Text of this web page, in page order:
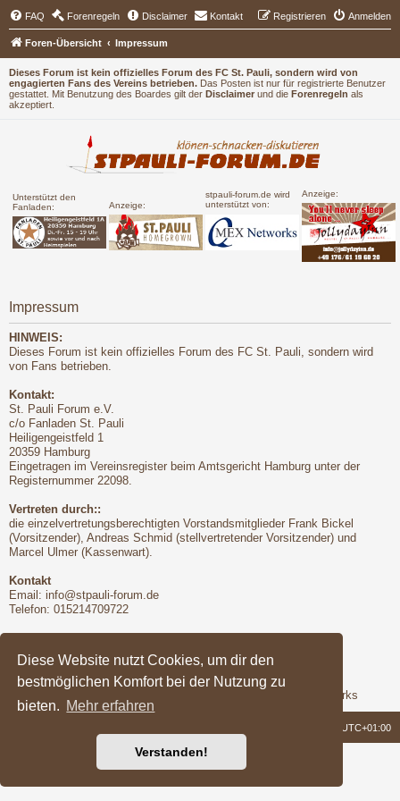
Diese Website nutzt Cookies, um dir den
bestmöglichen Komfort bei der Nutzung zu
bieten. Mehr erfahren
Verstanden!
Dieses Forum ist kein offizielles Forum des FC St. Pauli, sondern wird von
engagierten Fans des Vereins betrieben. Das Posten ist nur für registrierte Benutzer
gestattet. Mit Benutzung des Boardes gilt der Disclaimer und die Forenregeln als
akzeptiert.
Unterstützt den
Fanladen:
Anzeige:
stpauli-forum.de wird
unterstützt von:
Anzeige:
FAQ Forenregeln Disclaimer Kontakt Anmelden
Registrieren
Foren-Übersicht Impressum
Impressum
HINWEIS:
Dieses Forum ist kein offizielles Forum des FC St. Pauli, sondern wird
von Fans betrieben.
Kontakt:
St. Pauli Forum e.V.
c/o Fanladen St. Pauli
Heiligengeistfeld 1
20359 Hamburg
Eingetragen im Vereinsregister beim Amtsgericht Hamburg unter der
Registernummer 22098.
Vertreten durch::
die einzelvertretungsberechtigten Vorstandsmitglieder Frank Bickel
(Vorsitzender), Andreas Schmid (stellvertretender Vorsitzender) und
Marcel Ulmer (Kassenwart).
Kontakt
Email: info@stpauli-forum.de
Telefon: 015214709722
Hinsichtlich der Nutzungsbedingungen gilt unser Disclaimer
Support
Das Forum wird freundlicherweise unterstützt von Q-MEX Networks
UTC+01:00
Powered byphpBB® Forum Software © phpBB Limited